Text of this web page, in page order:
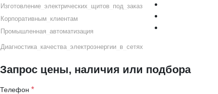
Изготовление электрических щитов под заказ
Корпоративным клиентам
Промышленная автоматизация
Диагностика качества электроэнергии в сетях
Запрос цены, наличия или подбора
Телефон *